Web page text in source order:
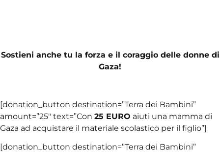
Sostieni anche tu la forza e il coraggio delle donne di
Gaza!
[donation_button destination=”Terra dei Bambini”
amount=”25″ text=”Con 25 EURO aiuti una mamma di
Gaza ad acquistare il materiale scolastico per il figlio”]
[donation_button destination=”Terra dei Bambini”